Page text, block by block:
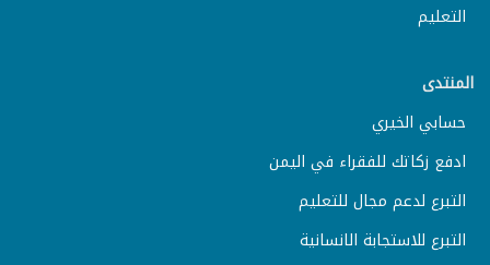
التعليم
المنتدى
حسابي الخيري
ادفع زكاتك للفقراء في اليمن
التبرع لدعم مجال للتعليم
التبرع للاستجابة الانسانية